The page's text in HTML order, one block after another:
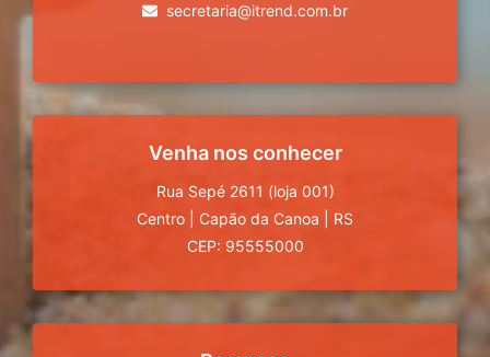
secretaria@itrend.com.br
Venha nos conhecer
Rua Sepé 2611 (loja 001)
Centro
Capão da Canoa
RS
CEP: 95555000